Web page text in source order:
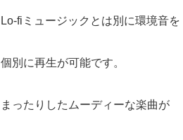
Lo-fiミュージックとは別に環境音を
個別に再生が可能です。
まったりしたムーディーな楽曲が